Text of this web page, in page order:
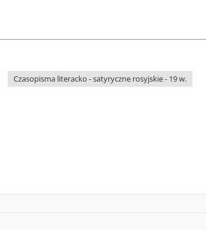
Czasopisma literacko - satyryczne rosyjskie - 19 w.